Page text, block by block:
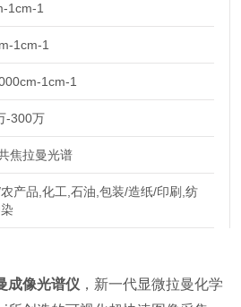
1cm-1
1cm-1
1cm-1
-300万
焦拉曼光谱
产品,化工,石油,包装/造纸/印刷,纺
成像光谱仪 ，新一代显微拉曼化学